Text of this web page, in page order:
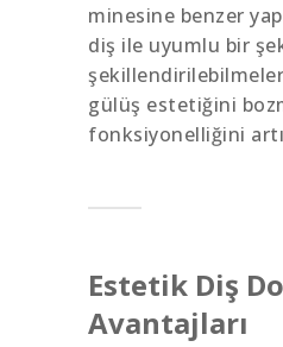
minesine benzer
diş ile uyumlu bir
gülüş estetiğini
fonksiyonelliğini
Estetik Diş
Avantajları